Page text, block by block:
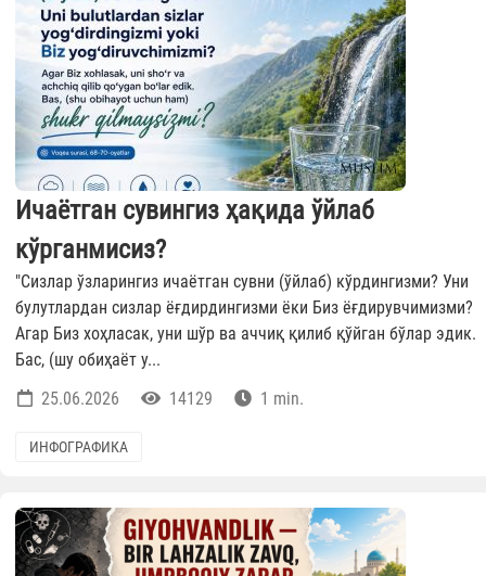
Ичаётган сувингиз ҳақида ўйлаб
кўрганмисиз?
"Сизлар ўзларингиз ичаётган сувни (ўйлаб) кўрдингизми? Уни
булутлардан сизлар ёғдирдингизми ёки Биз ёғдирувчимизми?
Агар Биз хоҳласак, уни шўр ва аччиқ қилиб қўйган бўлар эдик.
Бас, (шу обиҳаёт у...
25.06.2026
14129 1 min.
ИНФОГРАФИКА